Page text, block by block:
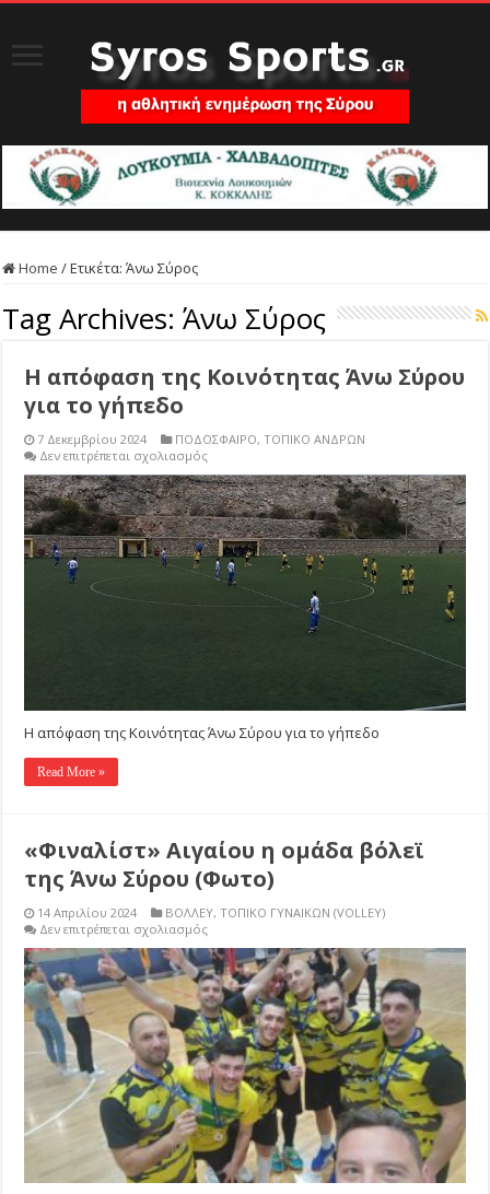
Home /Ετικέτα:Άνω Σύρος
Tag Archives:Άνω Σύρος
Η απόφαση της Κοινότητας Άνω Σύρου
για το γήπεδο
7 Δεκεμβρίου 2024 ΠΟΔΟΣΦΑΙΡΟ,ΤΟΠΙΚΟ ΑΝΔΡΩΝ
Δεν επιτρέπεται σχολιασμόςστο
απόφαση
της
Κοινότητας
Άνω
Σύρου
για
το
Η απόφαση της Κοινότητας Άνω Σύρου για το γήπεδο
Read More »
«Φιναλίστ» Αιγαίου η ομάδα βόλεϊ
της Άνω Σύρου (Φωτο)
14 Απριλίου 2024 ΒΟΛΛΕΥ,ΤΟΠΙΚΟ ΓΥΝΑΙΚΩΝ (VOLLEY)
Δεν επιτρέπεται σχολιασμόςστο
«Φιναλίστ»
Αιγαίου
η
ομάδα
βόλεϊ
της
Άνω
Σύρου
(Φωτο)